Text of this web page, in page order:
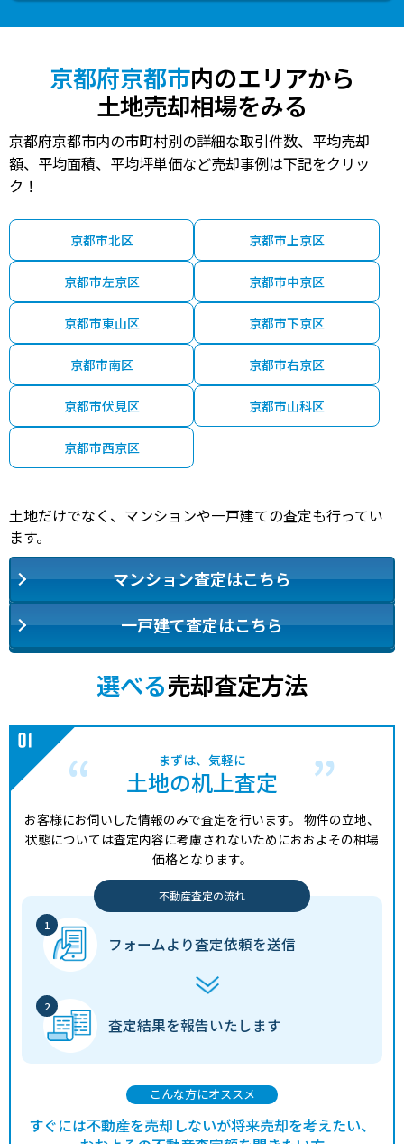
京都府京都市内のエリアから
土地売却相場をみる
京都府京都市内の市町村別の詳細な取引件数、平均売却
額、平均面積、平均坪単価など売却事例は下記をクリッ
ク！
京都市北区 京都市上京区
京都市左京区 京都市中京区
京都市東山区 京都市下京区
京都市南区 京都市右京区
京都市伏見区 京都市山科区
京都市西京区
土地だけでなく、マンションや一戸建ての査定も行ってい
ます。
マンション査定はこちら
一戸建て査定はこちら
選べる売却査定方法
まずは、気軽に
土地の机上査定
お客様にお伺いした情報のみで査定を行います。 物件の立地、
状態については査定内容に考慮されないためにおおよその相場
価格となります。
不動産査定の流れ
フォームより査定依頼を送信
査定結果を報告いたします
こんな方にオススメ
すぐには不動産を売却しないが将来売却を考えたい、